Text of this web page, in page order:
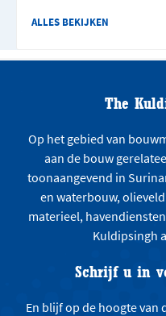
ALLES BEKIJKEN
The
Op het gebied van
aan de bouw
toonaangevend in
en waterbouw,
materieel,
Kuldipsingh
Schrijf u in
En blijf op de hoogte van